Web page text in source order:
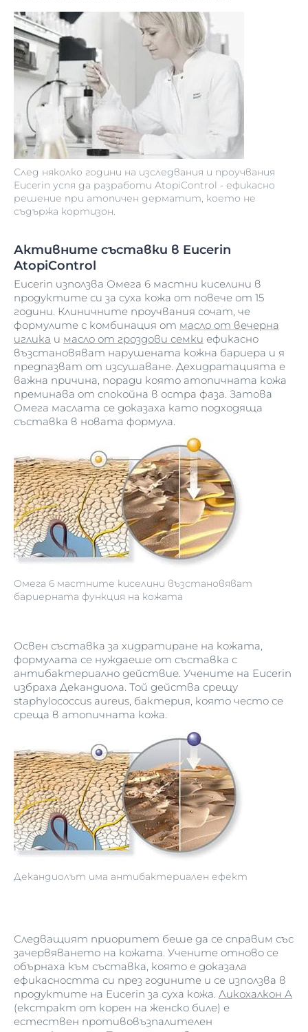
След няколко години на изследвания и проучвания
Eucerin успя да разработи AtopiControl - ефикасно
решение при атопичен дерматит, което не
съдържа кортизон.
Активните съставки в Eucerin
AtopiControl
Омега 6 мастните киселини възстановяват
бариерната функция на кожата
Eucerin използва Омега 6 мастни киселини в
продуктите си за суха кожа от повече от 15
години. Клиничните проучвания сочат, че
формулите с комбинация от масло от вечерна
иглика и масло от гроздови семки ефикасно
възстановяват нарушената кожна бариера и я
предпазват от изсушаване. Дехидратацията е
важна причина, поради която атопичната кожа
преминава от спокойна в остра фаза. Затова
Омега маслата се доказаха като подходяща
съставка в новата формула.
Декандиолът има антибактериален ефект
Освен съставка за хидратиране на кожата,
формулата се нуждаеше от съставка с
антибактериално действие. Учените на Eucerin
избраха Декандиола. Той действа срещу
staphylococcus aureus, бактерия, която често се
среща в атопичната кожа.
Следващият приоритет беше да се справим със
зачервяването на кожата. Учените отново се
обърнаха към съставка, която е доказала
ефикасността си през годините и се използва в
продуктите на Eucerin за суха кожа. Ликохалкон А
(екстракт от корен на женско биле) е
естествен противовъзпалителен